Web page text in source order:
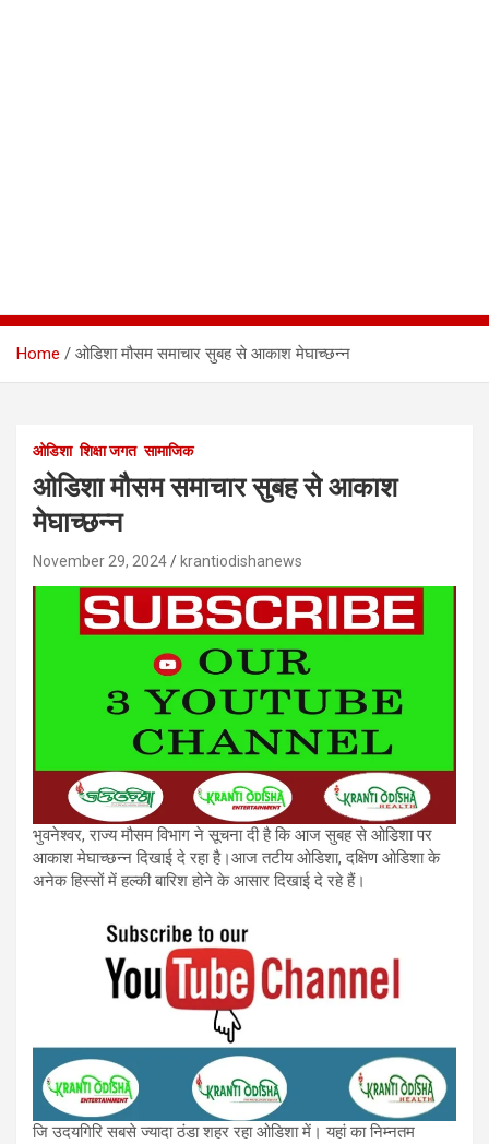
Home ओडिशा मौसम समाचार सुबह से आकाश मेघाच्छन्न
ओडिशा शिक्षा जगत सामाजिक
ओडिशा मौसम समाचार सुबह से आकाश
मेघाच्छन्न
November 29, 2024 krantiodishanews
भुवनेश्वर, राज्य मौसम विभाग ने सूचना दी है कि आज सुबह से ओडिशा पर
आकाश मेघाच्छन्न दिखाई दे रहा है।आज तटीय ओडिशा, दक्षिण ओडिशा के
अनेक हिस्सों में हल्की बारिश होने के आसार दिखाई दे रहे हैं।
जि उदयगिरि सबसे ज्यादा ठंडा शहर रहा ओडिशा में। यहां का निम्नतम